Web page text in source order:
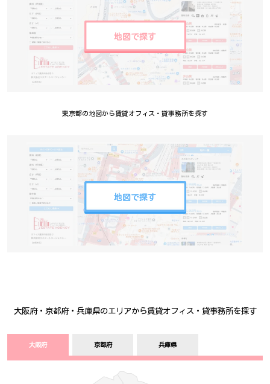
地図で探す
東京都の地図から賃貸オフィス・貸事務所を探す
地図で探す
大阪府・京都府・兵庫県のエリアから賃貸オフィス・貸事務所を探す
大阪府 京都府 兵庫県